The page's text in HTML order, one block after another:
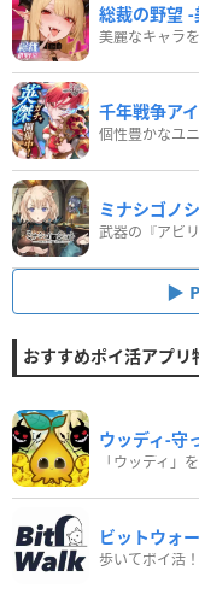
総裁の野望
美麗なキャラ
千年戦争ア
個性豊かなユ
ミナシゴノ
おすすめポイ活アプリ
ウッディ‐守
「ウッディ」
ビットウォ